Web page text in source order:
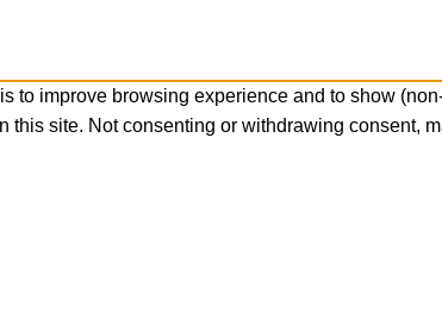
improve browsing experience and to show
site. Not consenting or withdrawing consent,